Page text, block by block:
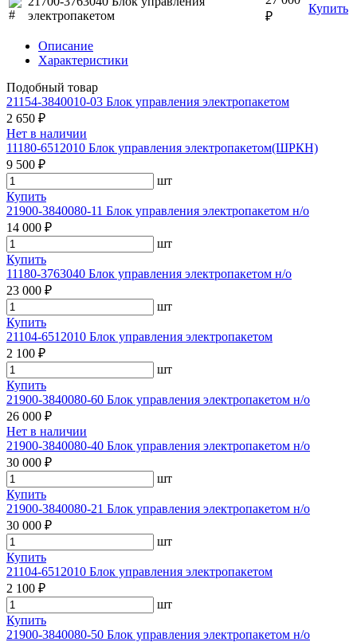
электропакетом
₽
Купить
Описание
Характеристики
Подобный товар
21154-3840010-03 Блок управления электропакетом
2 650 ₽
Нет в наличии
11180-6512010 Блок управления электропакетом(ШРКН)
9 500 ₽
шт
Купить
21900-3840080-11 Блок управления электропакетом н/о
14 000 ₽
шт
Купить
11180-3763040 Блок управления электропакетом н/о
23 000 ₽
шт
Купить
21104-6512010 Блок управления электропакетом
2 100 ₽
шт
Купить
21900-3840080-60 Блок управления электропакетом н/о
26 000 ₽
Нет в наличии
21900-3840080-40 Блок управления электропакетом н/о
30 000 ₽
шт
Купить
21900-3840080-21 Блок управления электропакетом н/о
30 000 ₽
шт
Купить
21104-6512010 Блок управления электропакетом
2 100 ₽
шт
Купить
21900-3840080-50 Блок управления электропакетом н/о